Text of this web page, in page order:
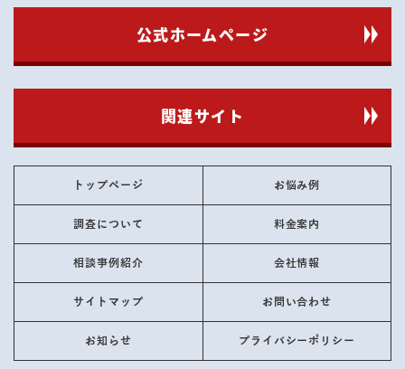
公式ホームページ
関連サイト
トップページ お悩み例
調査について 料金案内
相談事例紹介 会社情報
サイトマップ お問い合わせ
お知らせ プライバシーポリシー